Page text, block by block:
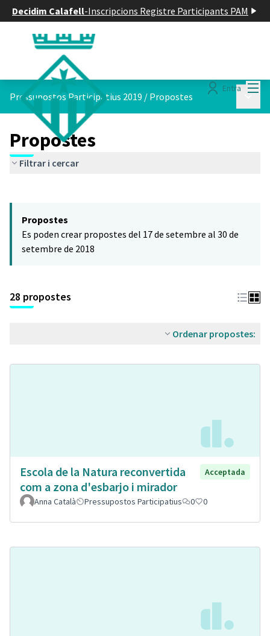
Decidim Calafell-Inscripcions Registre Participants PAM
Entra
Pressupostos Participatius 2019 / Propostes
Propostes
Filtrar i cercar
−
Propostes
Es poden crear propostes del 17 de setembre al 30 de
setembre de 2018
28 propostes
Ordenar propostes:
Escola de la Natura reconvertida
com a zona d'esbarjo i mirador
Acceptada
Anna Català Pressupostos Participatius 0 0